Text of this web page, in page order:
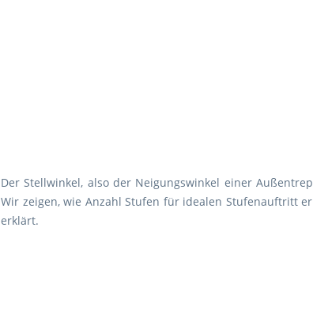
Der Stellwinkel, also der Neigungswinkel einer
Wir zeigen, wie Anzahl Stufen für idealen Stufenauftritt
erklärt.